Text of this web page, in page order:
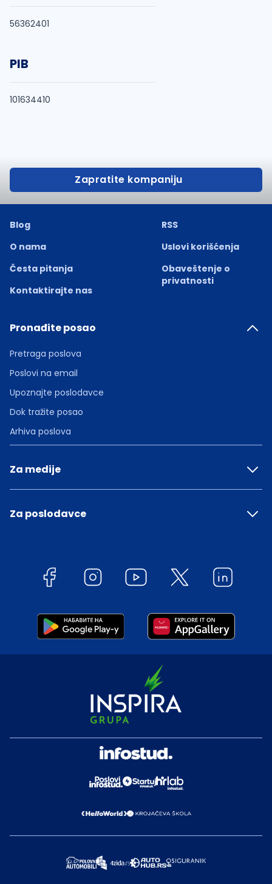
56362401
PIB
101634410
Zapratite kompaniju
Blog
O nama
Česta pitanja
Kontaktirajte nas
RSS
Uslovi korišćenja
Obaveštenje o
privatnosti
Pronađite posao
Pretraga poslova
Poslovi na email
Upoznajte poslodavce
Dok tražite posao
Arhiva poslova
Za medije
Za poslodavce